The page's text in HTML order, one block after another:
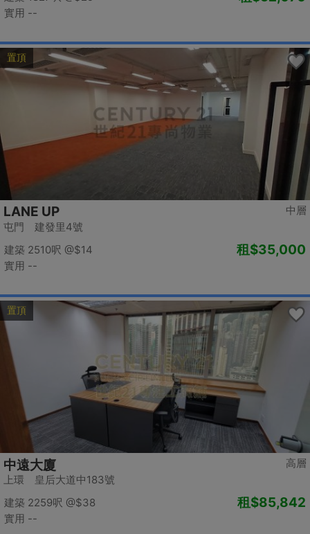
實用 --
置頂
中層
LANE UP
屯門 建發里4號
建築 2510呎 @$14
實用 --
租$35,000
置頂
高層
中遠大廈
上環 皇后大道中183號
建築 2259呎 @$38
實用 --
租$85,842